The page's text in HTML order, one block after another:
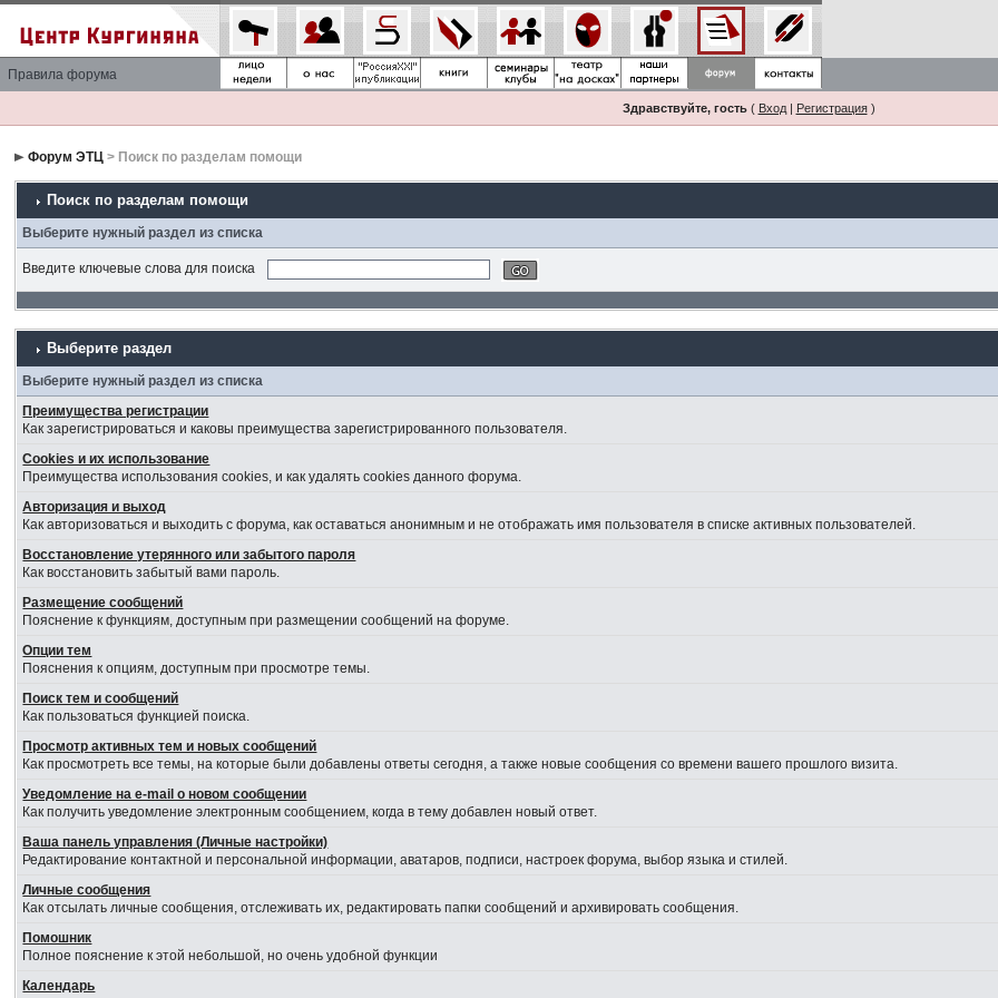
Правила форума
Здравствуйте, гость( Вход| Регистрация)
Форум ЭТЦ > Поиск по разделам помощи
Поиск по разделам помощи
Выберите нужный раздел из списка
Введите ключевые слова для поиска
Выберите раздел
Выберите нужный раздел из списка
Преимущества регистрации
Как зарегистрироваться и каковы преимущества зарегистрированного пользователя.
Cookies и их использование
Преимущества использования cookies, и как удалять cookies данного форума.
Авторизация и выход
Как авторизоваться и выходить с форума, как оставаться анонимным и не отображать имя пользователя в списке активных пользователей.
Восстановление утерянного или забытого пароля
Как восстановить забытый вами пароль.
Размещение сообщений
Пояснение к функциям, доступным при размещении сообщений на форуме.
Опции тем
Пояснения к опциям, доступным при просмотре темы.
Поиск тем и сообщений
Как пользоваться функцией поиска.
Просмотр активных тем и новых сообщений
Как просмотреть все темы, на которые были добавлены ответы сегодня, а также новые сообщения со времени вашего прошлого визита.
Уведомление на е-mail о новом сообщении
Как получить уведомление электронным сообщением, когда в тему добавлен новый ответ.
Ваша панель управления (Личные настройки)
Редактирование контактной и персональной информации, аватаров, подписи, настроек форума, выбор языка и стилей.
Личные сообщения
Как отсылать личные сообщения, отслеживать их, редактировать папки сообщений и архивировать сообщения.
Помошник
Полное пояснение к этой небольшой, но очень удобной функции
Календарь